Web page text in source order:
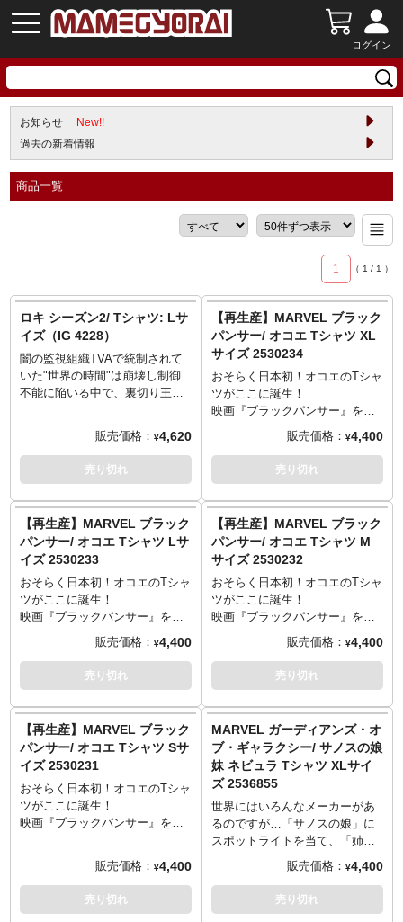
ログイン
お知らせ
New!!
過去の新着情報
商品一覧
1 （ 1 / 1 ）
ロキ シーズン2/ Tシャツ: Lサ
イズ（IG 4228）
闇の監視組織TVAで統制されて
いた"世界の時間"は崩壊し制御
不能に陥いる中で、裏切り王子
後のMCUにも関わってきそうな
ドラマ『ロキ』シーズン2から、
実用的なグッズが続々登場！こ
ちらは、フロントにTVAロゴを
てバックにはミス・ミニッツが
不敵に笑うインパクトあるTシャ
ツ。
販売価格： ¥4,620
売り切れ
【再生産】MARVEL ブラック
パンサー/ オコエ Tシャツ XL
サイズ 2530234
おそらく日本初！オコエのTシャ
ツがここに誕生！
映画『ブラックパンサー』をは
じめ、数々の作品で存在感を放
ってきた超文明ワカンダ国の最
強戦士オコエ。ちなみにオコエ
を演じるのは人気ドラマ『ウォ
ン役を務めたダナイ・グリラ。
歴代国王に忠義を尽くす威厳あ
る親衛隊長としての厳しい表情
が印象的ですが、あえて強さの
裏にある優しさを感じる素敵な
表情をチョイス。これは、マー
ベルヒーローアパレルの一発目
にオコエをチョイスするほどの
強い気持ちがあるからこそ！ 今
後の展開に期待しかないスター
トを切ったバンダイ マーベルヒ
です。
XL：着丈78／身幅58／肩幅53／
袖丈24cm
綿：100％
販売価格： ¥4,400
売り切れ
【再生産】MARVEL ブラック
パンサー/ オコエ Tシャツ Lサ
イズ 2530233
おそらく日本初！オコエのTシャ
ツがここに誕生！
映画『ブラックパンサー』をは
じめ、数々の作品で存在感を放
ってきた超文明ワカンダ国の最
強戦士オコエ。ちなみにオコエ
を演じるのは人気ドラマ『ウォ
ン役を務めたダナイ・グリラ。
歴代国王に忠義を尽くす威厳あ
る親衛隊長としての厳しい表情
が印象的ですが、あえて強さの
裏にある優しさを感じる素敵な
表情をチョイス。これは、マー
ベルヒーローアパレルの一発目
後の展開に期待しかないスター
トを切ったバンダイ マーベルヒ
ーローアパレルシリーズに注目
販売価格： ¥4,400
売り切れ
【再生産】MARVEL ブラック
パンサー/ オコエ Tシャツ M
サイズ 2530232
おそらく日本初！オコエのTシャ
ツがここに誕生！
映画『ブラックパンサー』をは
じめ、数々の作品で存在感を放
ってきた超文明ワカンダ国の最
強戦士オコエ。ちなみにオコエ
を演じるのは人気ドラマ『ウォ
歴代国王に忠義を尽くす威厳あ
る親衛隊長としての厳しい表情
が印象的ですが、あえて強さの
裏にある優しさを感じる素敵な
表情をチョイス。これは、マー
ベルヒーローアパレルの一発目
にオコエをチョイスするほどの
後の展開に期待しかないスター
トを切ったバンダイ マーベルヒ
ーローアパレルシリーズに注目
販売価格： ¥4,400
売り切れ
【再生産】MARVEL ブラック
パンサー/ オコエ Tシャツ Sサ
イズ 2530231
おそらく日本初！オコエのTシャ
ツがここに誕生！
映画『ブラックパンサー』をは
ってきた超文明ワカンダ国の最
強戦士オコエ。ちなみにオコエ
を演じるのは人気ドラマ『ウォ
ーキング・デッド』でミショー
販売価格： ¥4,400
売り切れ
MARVEL ガーディアンズ・オ
ブ・ギャラクシー/ サノスの娘
妹 ネビュラ Tシャツ XLサイ
ズ 2536855
世界にはいろんなメーカーがあ
るのですが…「サノスの娘」に
スポットライトを当て、「姉ガ
モーラ」Tシャツと「妹ネビュ
ラ」Tシャツを作ってしまうメー
カーまで出てくるなんて考えも
しませんでした。しかもそれが
販売価格： ¥4,400
売り切れ